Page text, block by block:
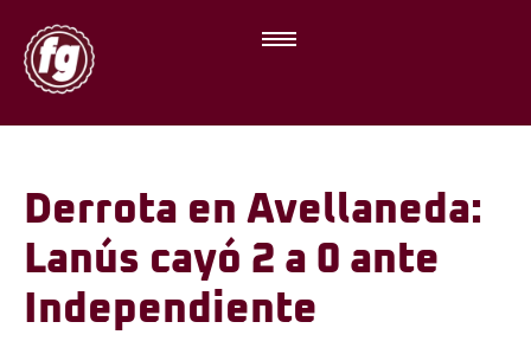
Derrota en Avellaneda:
Lanús cayó 2 a 0 ante
Independiente